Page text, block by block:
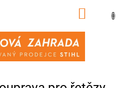
NÁKUPNÍ